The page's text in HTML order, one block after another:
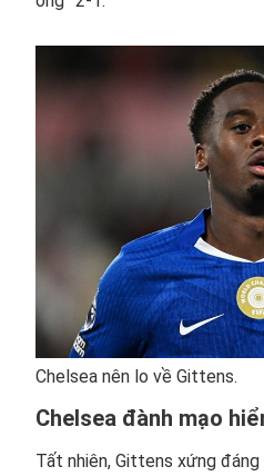
Chelsea nên lo về Gittens.
Chelsea đành mạo
Tất nhiên, Gittens xứng